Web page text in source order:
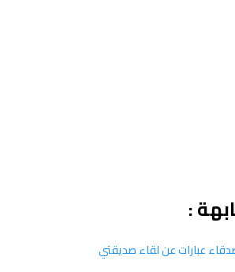
:
عبارات عن لقاء صديقتي